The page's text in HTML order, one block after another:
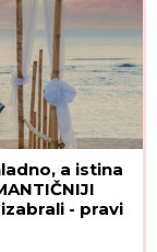
a istina
izabrali - pravi